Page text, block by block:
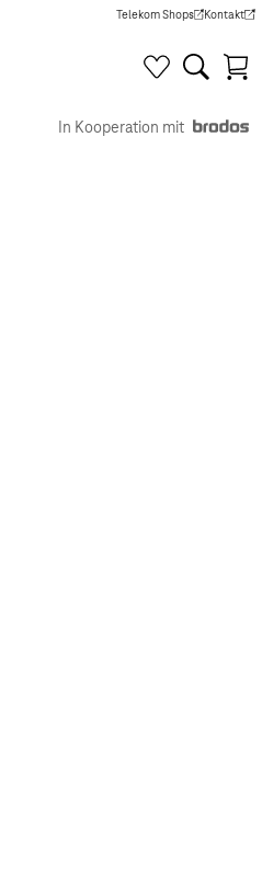
Telekom Shops
(Wird in einem neuen Tab
Kontakt
(Wird in
In Kooperation mit